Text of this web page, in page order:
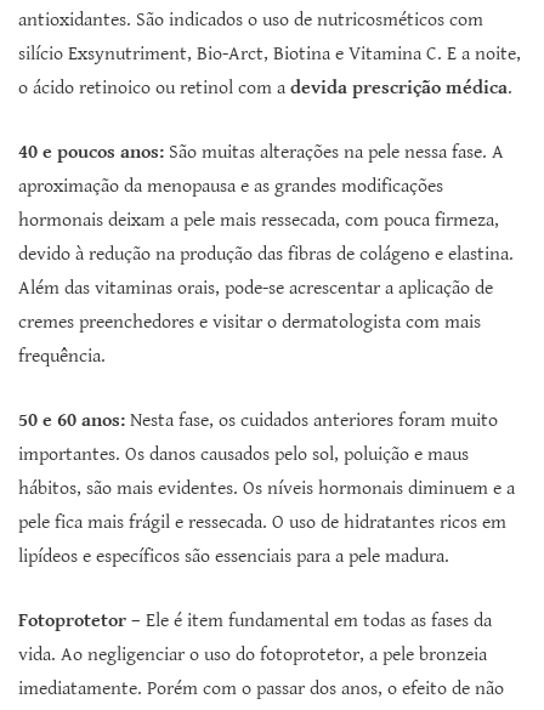
antioxidantes. São indicados o uso de nutricosméticos com
silício Exsynutriment, Bio-Arct, Biotina e Vitamina C. E a noite,
o ácido retinoico ou retinol com a devida prescrição médica.
40 e poucos anos: São muitas alterações na pele nessa fase. A
aproximação da menopausa e as grandes modificações
hormonais deixam a pele mais ressecada, com pouca firmeza,
devido à redução na produção das fibras de colágeno e elastina.
Além das vitaminas orais, pode-se acrescentar a aplicação de
cremes preenchedores e visitar o dermatologista com mais
frequência.
50 e 60 anos: Nesta fase, os cuidados anteriores foram muito
importantes. Os danos causados pelo sol, poluição e maus
hábitos, são mais evidentes. Os níveis hormonais diminuem e a
pele fica mais frágil e ressecada. O uso de hidratantes ricos em
lipídeos e específicos são essenciais para a pele madura.
Fotoprotetor – Ele é item fundamental em todas as fases da
vida. Ao negligenciar o uso do fotoprotetor, a pele bronzeia
imediatamente. Porém com o passar dos anos, o efeito de não